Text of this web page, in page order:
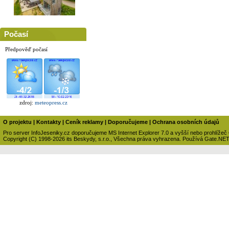
Počasí
Předpověď počasí
zdroj: meteopress.cz
O projektu Kontakty Ceník reklamy Doporučujeme
Ochrana osobních údajů
Pro server InfoJeseniky.cz doporučujeme MS Internet Explorer 7.0 a vyšší nebo prohlížeč
Copyright (C) 1998-2026 its Beskydy, s.r.o., Všechna práva vyhrazena. Používá